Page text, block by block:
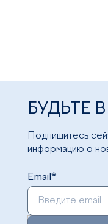
БУДЬТЕ
Подпишитесь
информацию о
Email*